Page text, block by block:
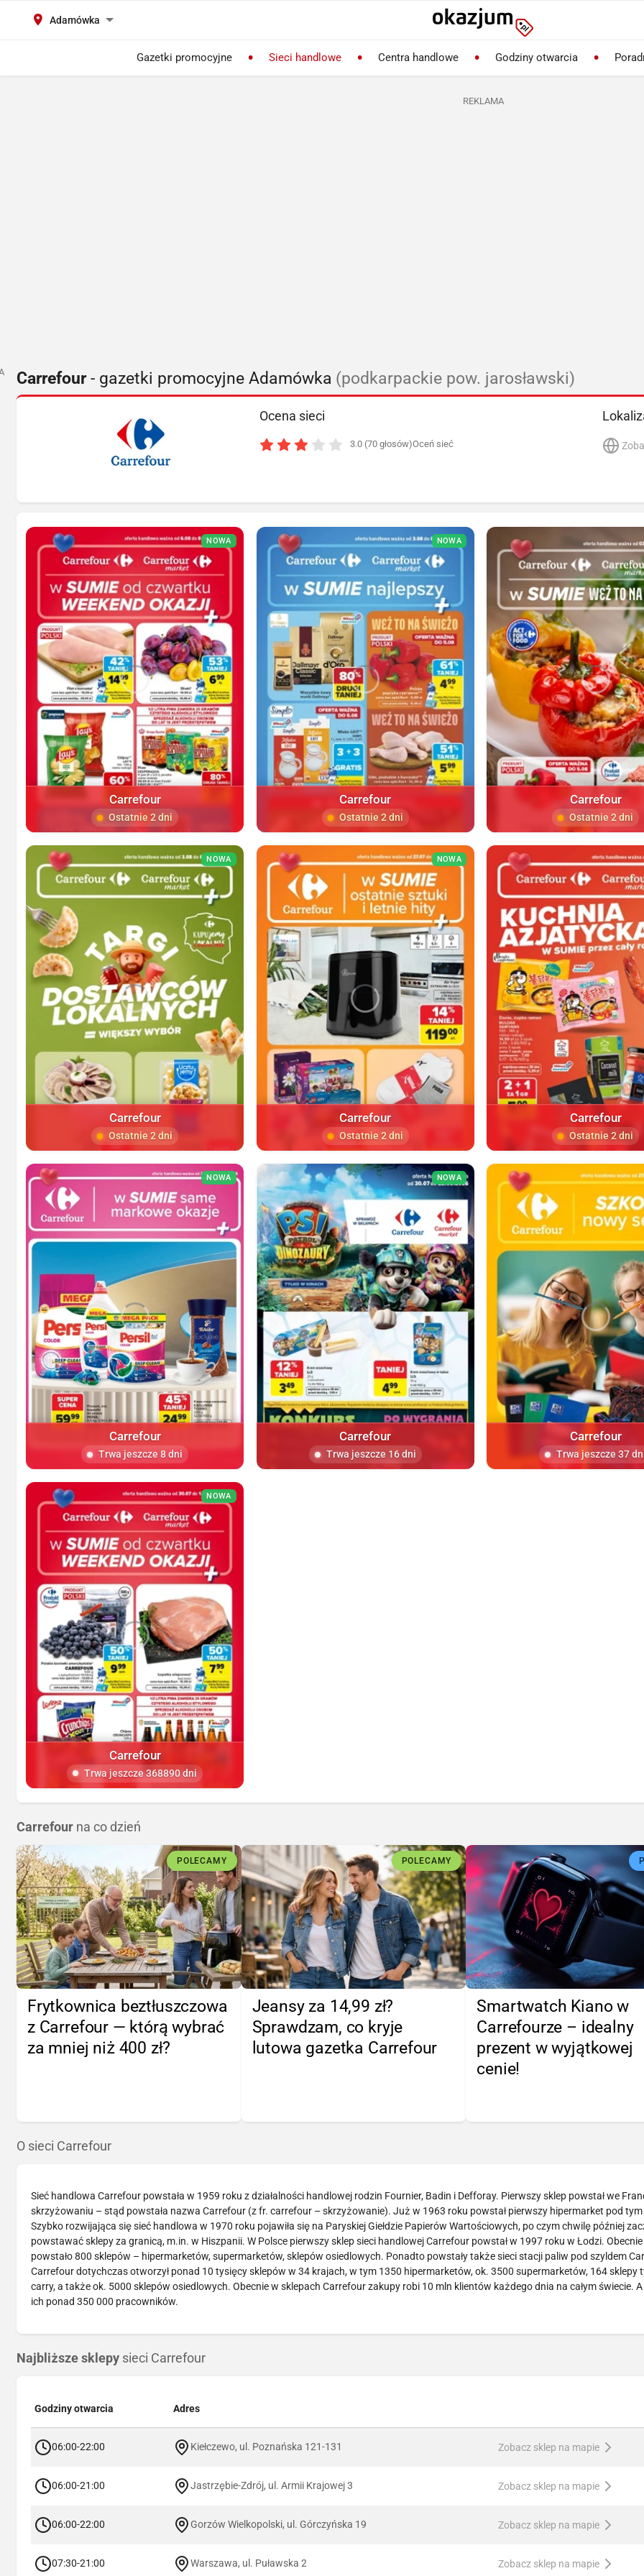
Adamówka
Gazetki promocyjne Sieci handlowe Centra handlowe Godziny otwarcia
REKLAMA
Carrefour- gazetki promocyjne Adamówka (podkarpackie pow. jarosławski)
Ocena sieci
3.0 (70 głosów)Oceń sieć
NOWA
Carrefour
Ostatnie 2 dni
NOWA
Carrefour
Ostatnie 2 dni
Carrefour
Ostatnie 2 dni
NOWA
Carrefour
Ostatnie 2 dni
NOWA
Carrefour
Ostatnie 2 dni
Carrefour
Ostatnie 2 dni
NOWA
Carrefour
Trwa jeszcze 8 dni
NOWA
Carrefour
Trwa jeszcze 16 dni
Carrefour
Trwa jeszcze 37
NOWA
Carrefour
Trwa jeszcze 368890 dni
Carrefour na co dzień
POLECAMY
Frytkownica beztłuszczowa
z Carrefour — którą wybrać
za mniej niż 400 zł?
POLECAMY
Jeansy za 14,99 zł?
Sprawdzam, co kryje
lutowa gazetka Carrefour
Smartwatch Kiano w
Carrefourze – idealny
prezent w wyjątkowej
cenie!
O sieci Carrefour
Sieć handlowa Carrefour powstała w 1959 roku z działalności handlowej rodzin Fournier, Badin i Defforay. Pierwszy sklep powstał we
skrzyżowaniu – stąd powstała nazwa Carrefour (z fr. carrefour – skrzyżowanie). Już w 1963 roku powstał pierwszy hipermarket pod
Szybko rozwijająca się sieć handlowa w 1970 roku pojawiła się na Paryskiej Giełdzie Papierów Wartościowych, po czym chwilę później
powstawać sklepy za granicą, m.in. w Hiszpanii. W Polsce pierwszy sklep sieci handlowej Carrefour powstał w 1997 roku w Łodzi.
powstało 800 sklepów – hipermarketów, supermarketów, sklepów osiedlowych. Ponadto powstały także sieci stacji paliw pod szyldem
Carrefour dotychczas otworzył ponad 10 tysięcy sklepów w 34 krajach, w tym 1350 hipermarketów, ok. 3500 supermarketów, 164 sklepy
carry, a także ok. 5000 sklepów osiedlowych. Obecnie w sklepach Carrefour zakupy robi 10 mln klientów każdego dnia na całym świecie. A
ich ponad 350 000 pracowników.
Najbliższe sklepy sieci Carrefour
Godziny otwarcia Adres
06:00-22:00 Kiełczewo, ul. Poznańska 121-131 Zobacz sklep na mapie
06:00-21:00 Jastrzębie-Zdrój, ul. Armii Krajowej 3 Zobacz sklep na mapie
06:00-22:00 Gorzów Wielkopolski, ul. Górczyńska 19 Zobacz sklep na mapie
07:30-21:00 Warszawa, ul. Puławska 2 Zobacz sklep na mapie